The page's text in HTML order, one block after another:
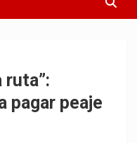
ruta”:
pagar peaje